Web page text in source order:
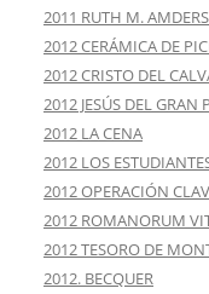
2011 RUTH M.
2012 CERÁMICA DE
2012 CRISTO DEL
2012 JESÚS DEL GRAN
2012 LA CENA
2012 LOS
2012 OPERACIÓN
2012 ROMANORUM
2012 TESORO DE
2012. BECQUER